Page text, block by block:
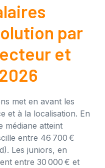
par
et
met en avant les
et à la localisation. En
médiane atteint
entre 46 700 €
Les juniors, en
entre 30 000 € et